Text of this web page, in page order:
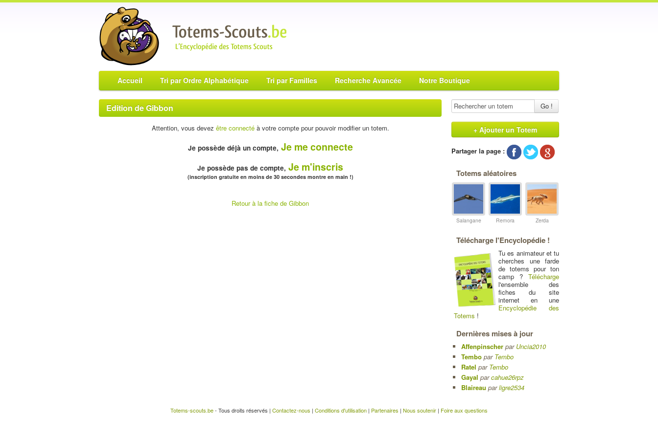
Accueil Tri par Ordre Alphabétique Tri par Familles Recherche Avancée Notre Boutique
Edition de Gibbon
Attention, vous devez être connectéà votre compte pour pouvoir modifier un totem.
Je possède déjà un compte, Je me connecte
Je possède pas de compte, Je m'inscris
(inscription gratuite en moins de 30 secondes montre en main !)
Retour à la fiche de Gibbon
Go !
+ Ajouter un Totem
Partager la page :
Totems aléatoires
Salangane Remora Zerda
Télécharge l'Encyclopédie !
Tu es animateur et tu
cherches une farde
de totems pour ton
camp ? Télécharge
l'ensemble des
fiches du site
internet en une
Encyclopédie des
Totems !
Dernières mises à jour
Affenpinscher par Uncia2010
Tembo par Tembo
Ratel par Tembo
Gayal parcahue26rpz
Blaireau parligre2534
Totems-scouts.be- Tous droits réservés | Contactez-nous | Conditions d'utilisation | Partenaires | Nous soutenir | Foire aux questions